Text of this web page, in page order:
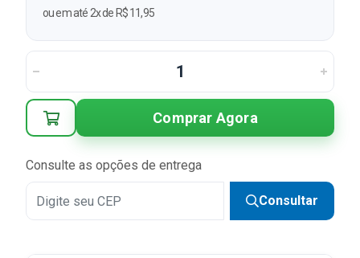
ou em até 2x de R$ 11,95
Comprar Agora
Consulte as opções de entrega
Consultar